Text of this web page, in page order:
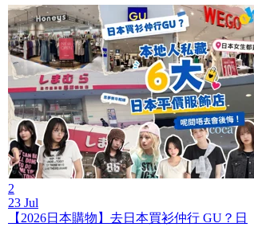
2
23 Jul
【2026日本購物】去日本買衫仲行 GU？日